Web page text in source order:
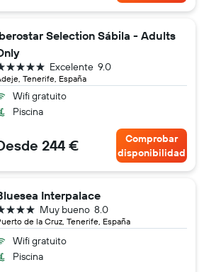
Selection Sábila - Adults
Tenerife, España
9.0
Excelente
estrellas
Wifi gratuito
Piscina
244 €
Comprobar
disponibilidad
Interpalace
de la Cruz, Tenerife, España
8.0
Muy bueno
estrellas
Wifi gratuito
Piscina